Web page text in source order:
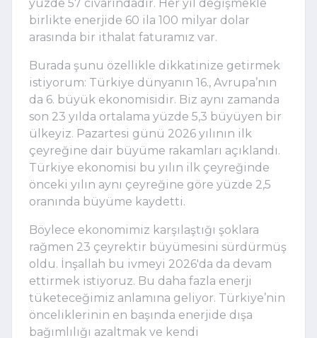
yüzde 57 civarındadır. Her yıl değişmekle
birlikte enerjide 60 ila 100 milyar dolar
arasında bir ithalat faturamız var.
Burada şunu özellikle dikkatinize getirmek
istiyorum: Türkiye dünyanın 16., Avrupa’nın
da 6. büyük ekonomisidir. Biz aynı zamanda
son 23 yılda ortalama yüzde 5,3 büyüyen bir
ülkeyiz. Pazartesi günü 2026 yılının ilk
çeyreğine dair büyüme rakamları açıklandı.
Türkiye ekonomisi bu yılın ilk çeyreğinde
önceki yılın aynı çeyreğine göre yüzde 2,5
oranında büyüme kaydetti.
Böylece ekonomimiz karşılaştığı şoklara
rağmen 23 çeyrektir büyümesini sürdürmüş
oldu. İnşallah bu ivmeyi 2026'da da devam
ettirmek istiyoruz. Bu daha fazla enerji
tüketeceğimiz anlamına geliyor. Türkiye’nin
önceliklerinin en başında enerjide dışa
bağımlılığı azaltmak ve kendi